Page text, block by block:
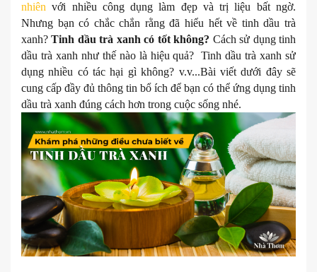
nhiên với nhiều công dụng làm đẹp và trị liệu bất ngờ.
Nhưng bạn có chắc chắn rằng đã hiểu hết về tinh dầu trà
xanh?Tinh dầu trà xanh có tốt không? Cách sử dụng tinh
dầu trà xanh như thế nào là hiệu quả? Tinh dầu trà xanh sử
dụng nhiều có tác hại gì không? v.v...Bài viết dưới đây sẽ
cung cấp đầy đủ thông tin bổ ích để bạn có thể ứng dụng tinh
dầu trà xanh đúng cách hơn trong cuộc sống nhé.